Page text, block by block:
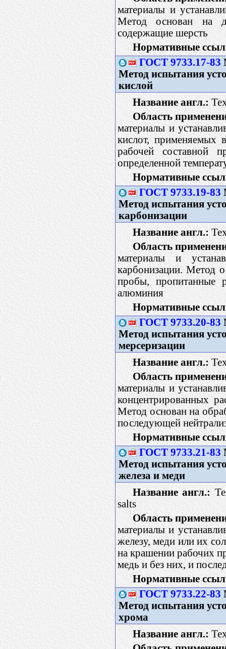
материалы и
Метод основан на
содержащие шерсть
Нормативные
ГОСТ 9733.17-83
Метод испытания
кислой
Название англ.:
Область
материалы и
кислот, применяемых
рабочей составной
определенной
Нормативные
ГОСТ 9733.19-83
Метод испытания
карбонизации
Название англ.:
Область
материалы и
карбонизации. Метод
пробы, пропитанные
алюминия
Нормативные
ГОСТ 9733.20-83
Метод испытания
мерсеризации
Название англ.:
Область
материалы и
концентрированных
Метод основан на
последующей
Нормативные
ГОСТ 9733.21-83
Метод испытания
железа и меди
Название англ.:
salts
Область
материалы и
железу, меди или их
на крашении рабочих
медь и без них, и
Нормативные
ГОСТ 9733.22-83
Метод испытания
хрома
Название англ.: